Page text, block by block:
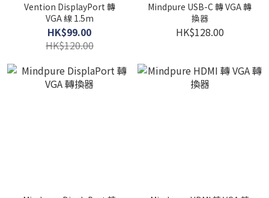
Vention DisplayPort 轉
VGA 線 1.5m
HK$99.00
HK$120.00
Mindpure USB-C 轉 VGA 轉
換器
HK$128.00